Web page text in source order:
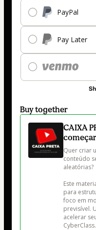
PayPal
Pay Later
Buy together
CAIXA
Quer criar
conteúdo
aleatórias?
Este
para
foco em
previsível.
acelerar
CyberClass.